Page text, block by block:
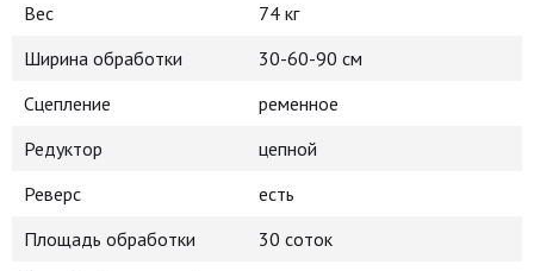
Вес
74 кг
Ширина обработки
30-60-90 см
Сцепление
ременное
Редуктор
цепной
Реверс
есть
Площадь обработки
30 соток